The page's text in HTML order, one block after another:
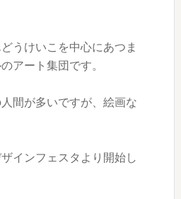
うけいこを中心にあつま
アート集団です。
間が多いですが、絵画な
インフェスタより開始し